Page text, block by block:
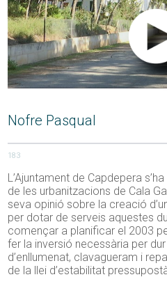
Nofre Pasqual
183
L’Ajuntament de Capdepera
de les urbanitzacions de Cala
seva opinió sobre la creació
per dotar de serveis aquestes
començar a planificar el 2003
fer la inversió necessària per
d’enllumenat, clavagueram i
de la llei d’estabilitat